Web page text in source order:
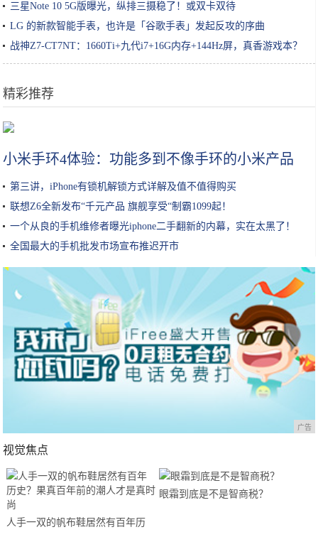
三星Note 10 5G版曝光，纵排三摄稳了！或双卡双待
LG 的新款智能手表，也许是「谷歌手表」发起反攻的序曲
战神Z7-CT7NT：1660Ti+九代i7+16G内存+144Hz屏，真香游戏本？
精彩推荐
小米手环4体验：功能多到不像手环的小米产品
第三讲，iPhone有锁机解锁方式详解及值不值得购买
联想Z6全新发布“千元产品 旗舰享受“制霸1099起！
一个从良的手机维修者曝光iphone二手翻新的内幕，实在太黑了！
全国最大的手机批发市场宣布推迟开市
广告
视觉焦点
人手一双的帆布鞋居然有百年历
眼霜到底是不是智商税？